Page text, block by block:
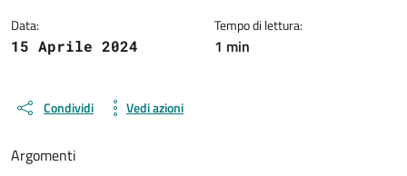
Data:
15 Aprile 2024
Tempo di lettura:
1 min
Condividi Vedi azioni
Argomenti